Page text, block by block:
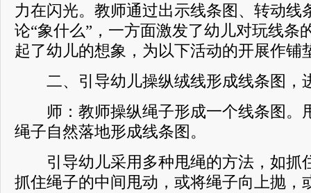
力在闪光。教师通过出示线条图、转动线
论“象什么”，一方面激发了幼儿对玩线条
起了幼儿的想象，为以下活动的开展作铺
二、引导幼儿操纵绒线形成线条图，
师：教师操纵绳子形成一个线条图。
绳子自然落地形成线条图。
引导幼儿采用多种甩绳的方法，如抓
抓住绳子的中间甩动，或将绳子向上抛，